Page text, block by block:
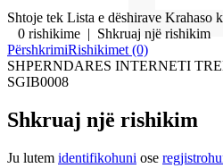
Shtoje tek Lista e dëshirave Krahaso
0 rishikime | Shkruaj një rishikim
PërshkrimiRishikimet (0)
SHPERNDARES INTERNETI
SGIB0008
Shkruaj një rishikim
Ju lutem identifikohuni ose